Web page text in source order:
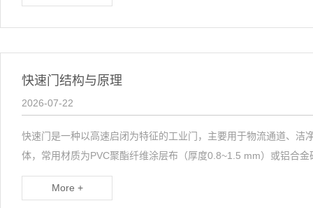
钢制防火门
快速门结构与原理
2026-07-22
快速门是一种以高速启闭为特征的工业门，主要用于物流通道、
体，常用材质为PVC聚酯纤维涂层布（厚度0.8~1.5 mm）或铝合
More +